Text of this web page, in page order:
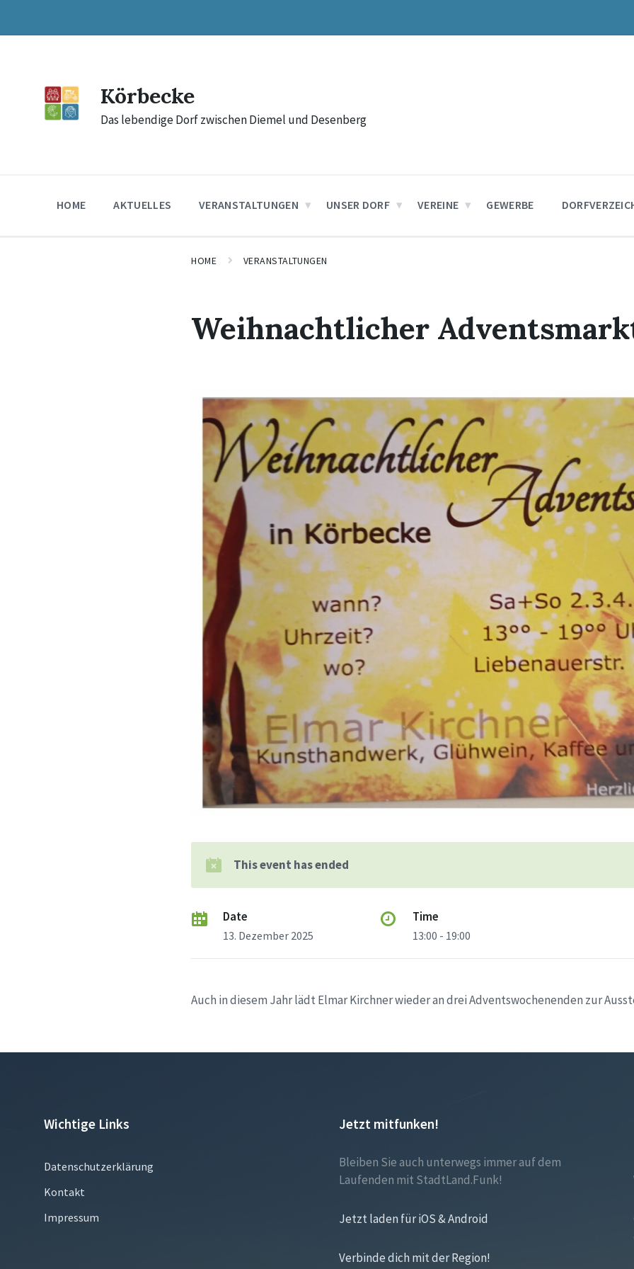
content
main
footer
Körbecke
Das lebendige Dorf zwischen Diemel und Desenberg
HOME AKTUELLES VERANSTALTUNGEN UNSER DORF VEREINE GEWERBE
HOME VERANSTALTUNGEN
Weihnachtlicher
This event has ended
Date
13. Dezember 2025
Time
13:00 - 19:00
Auch in diesem Jahr lädt Elmar Kirchner wieder an drei Adventswochenenden zur
Wichtige Links
Datenschutzerklärung
Kontakt
Impressum
Jetzt mitfunken!
Bleiben Sie auch unterwegs immer auf dem
Laufenden mit StadtLand.Funk!
Jetzt laden für iOS & Android
Verbinde dich mit der Region!